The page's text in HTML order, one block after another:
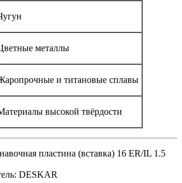
металлы
и титановые сплавы
высокой твёрдости
пластина (вставка) 16 ER/IL 1.5
DESKAR